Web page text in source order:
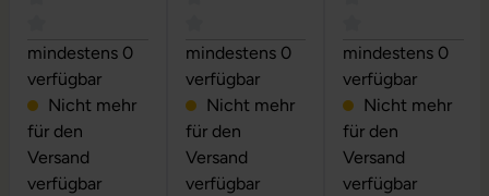
Durchschnittliche Bewertung von 0 von 5 Sternen
mindestens 0
verfügbar
Nicht mehr
für den
Versand
verfügbar
Durchschnittliche Bewertung von 0
mindestens 0
verfügbar
Nicht mehr
für den
Versand
verfügbar
Durchschnittliche
mindestens 0
verfügbar
Nicht mehr
für den
Versand
verfügbar